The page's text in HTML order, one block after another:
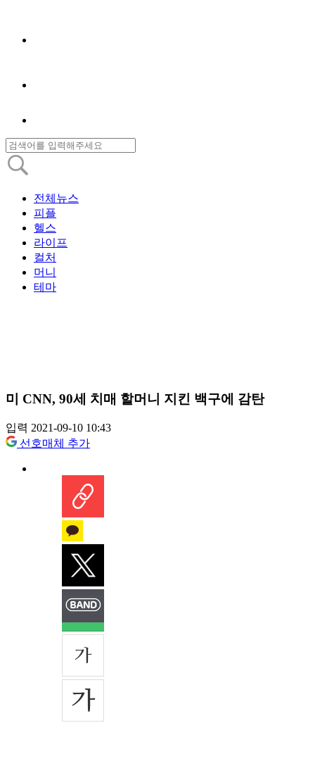
전체뉴스
피플
헬스
라이프
컬처
머니
테마
미 CNN, 90세 치매 할머니 지킨 백구에 감탄
입력 2021-09-10 10:43
선호매체 추가